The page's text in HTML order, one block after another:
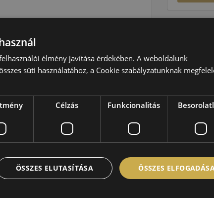
EU-s
korábbi
élmény javítása érdekében. A weboldalunk
süti használatához, a Cookie szabályzatunknak
Célzás Funkcionalitás
ÖSSZES
ÖSSZES ELUTASÍTÁSA